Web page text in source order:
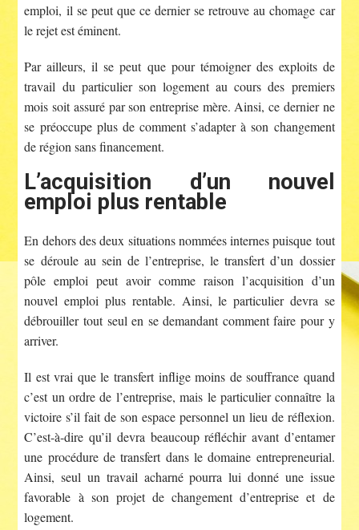
emploi, il se peut que ce dernier se retrouve au chomage car
le rejet est éminent.
Par ailleurs, il se peut que pour témoigner des exploits de
travail du particulier son logement au cours des premiers
mois soit assuré par son entreprise mère. Ainsi, ce dernier ne
se préoccupe plus de comment s’adapter à son changement
de région sans financement.
L’acquisition d’un nouvel
emploi plus rentable
En dehors des deux situations nommées internes puisque tout
se déroule au sein de l’entreprise, le transfert d’un dossier
pôle emploi peut avoir comme raison l’acquisition d’un
nouvel emploi plus rentable. Ainsi, le particulier devra se
débrouiller tout seul en se demandant comment faire pour y
arriver.
Il est vrai que le transfert inflige moins de souffrance quand
c’est un ordre de l’entreprise, mais le particulier connaître la
victoire s’il fait de son espace personnel un lieu de réflexion.
C’est-à-dire qu’il devra beaucoup réfléchir avant d’entamer
une procédure de transfert dans le domaine entrepreneurial.
Ainsi, seul un travail acharné pourra lui donné une issue
favorable à son projet de changement d’entreprise et de
logement.